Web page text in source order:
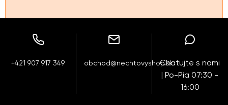
+421 907 917 349 obchod@nechtovyshop.skChatujte s nami
| Po-Pia 07:30 -
16:00